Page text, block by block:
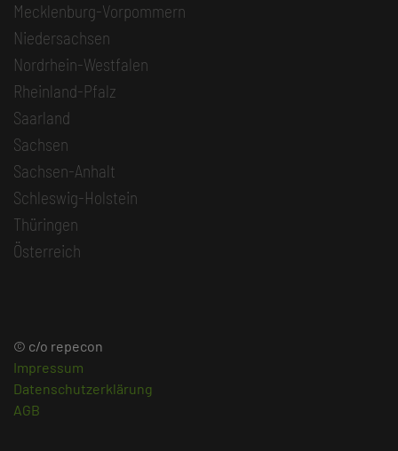
Mecklenburg-Vorpommern
Niedersachsen
Nordrhein-Westfalen
Rheinland-Pfalz
Saarland
Sachsen
Sachsen-Anhalt
Schleswig-Holstein
Thüringen
Österreich
© c/o repecon
Impressum
Datenschutzerklärung
AGB